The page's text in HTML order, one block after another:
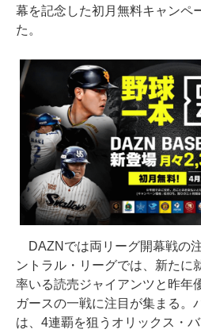
幕を記念した初月無料キャンペ
た。
DAZNでは両リーグ開幕戦の
ントラル・リーグでは、新たに
率いる読売ジャイアンツと昨年
ガースの一戦に注目が集まる。
は、4連覇を狙うオリックス・